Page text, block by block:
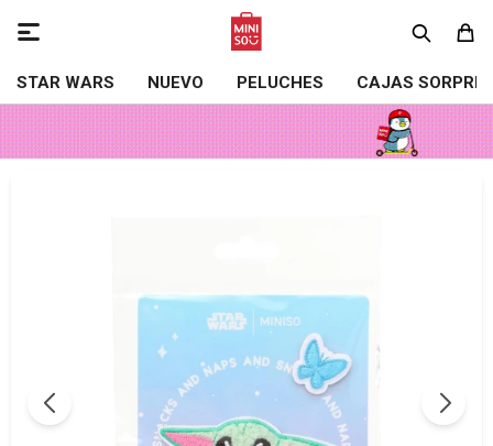
STAR WARS NUEVO PELUCHES CAJAS
